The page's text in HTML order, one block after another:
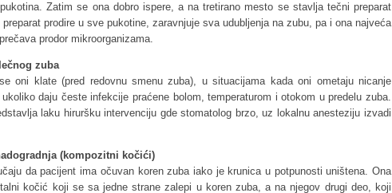
Zatim se ona dobro ispere, a na tretirano mesto se stavlja tečni preparat
prodire u sve pukotine, zaravnjuje sva udubljenja na zubu, pa i ona najveća
prodor mikroorganizama.
zuba
oni klate (pred redovnu smenu zuba), u situacijama kada oni ometaju nicanje
daju česte infekcije praćene bolom, temperaturom i otokom u predelu zuba.
laku hiruršku intervenciju gde stomatolog brzo, uz lokalnu anesteziju izvadi
(kompozitni kočići)
da pacijent ima očuvan koren zuba iako je krunica u potpunosti uništena. Ona
kočić koji se sa jedne strane zalepi u koren zuba, a na njegov drugi deo, koji